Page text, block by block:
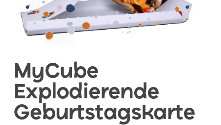
MyCube
Explodierende
Geburtstagskarte